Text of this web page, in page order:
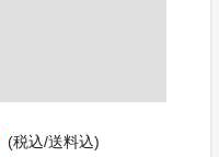
(税込/送料込)